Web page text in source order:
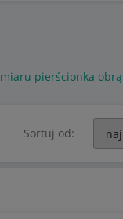
pierścionka
Sortuj od: